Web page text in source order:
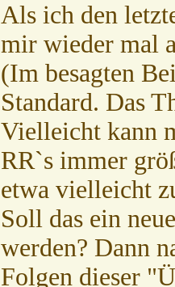
Als ich den
mir wieder mal
(Im besagten
Standard. Das
Vielleicht kann
RR`s immer
etwa vielleicht
Soll das ein
werden? Dann
Folgen dieser